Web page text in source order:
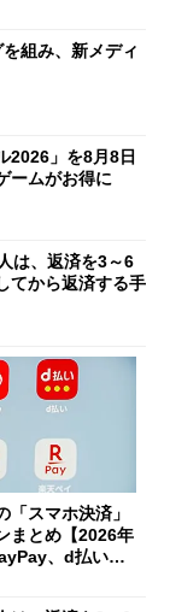
組み、新メディ
2026」を8月8日
ームがお得に
は、返済を3～6
てから返済する手
「スマホ決済」
まとめ【2026年
、d払い、a